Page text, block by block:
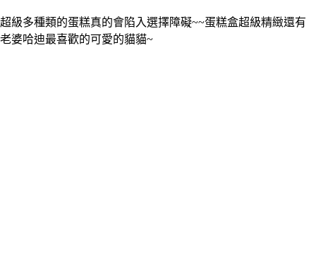
超級多種類的蛋糕真的會陷入選擇障礙~~蛋糕盒超級精緻還有
老婆哈迪最喜歡的可愛的貓貓~